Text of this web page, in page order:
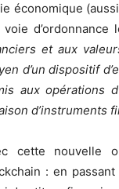
économique
voie
et aux
d’un dispositif
aux opérations
d’instruments
cette nouvelle
: en